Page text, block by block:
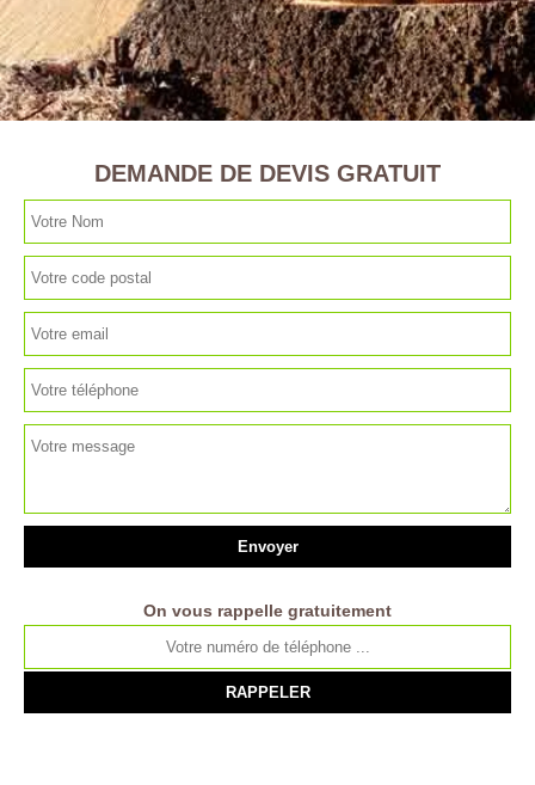
DEMANDE DE DEVIS GRATUIT
On vous rappelle gratuitement